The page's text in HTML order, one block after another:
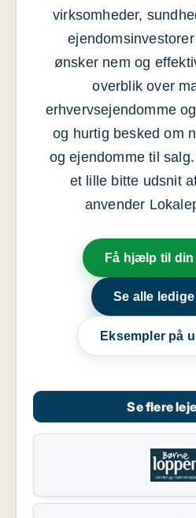
virksomheder,
ønsker nem og
overblik over
erhvervsejendomme
og hurtig besked om
og ejendomme til
et lille bitte udsnit
anvender
Få hjælp til
Se alle
Eksempler på
Se flere